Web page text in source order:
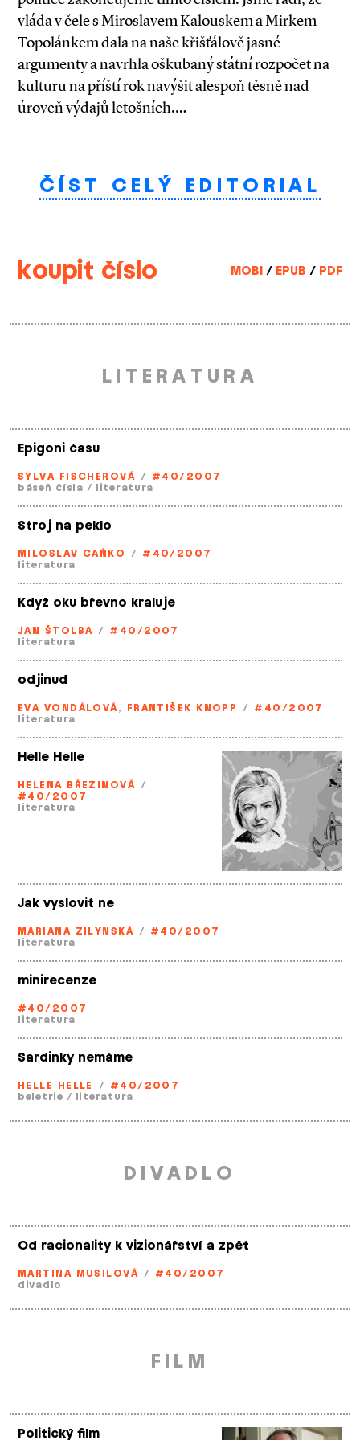
vláda v čele s Miroslavem Kalouskem a Mirkem
Topolánkem dala na naše křišťálově jasné
argumenty a navrhla oškubaný státní rozpočet na
kulturu na příští rok navýšit alespoň těsně nad
úroveň výdajů letošních.…
ČÍST CELÝ EDITORIAL
koupit číslo MOBI / EPUB / PDF
LITERATURA
Epigoni času
SYLVA FISCHEROVÁ / #40/2007
báseň čísla / literatura
Stroj na peklo
MILOSLAV CAŇKO / #40/2007
literatura
Když oku břevno kraluje
JAN ŠTOLBA / #40/2007
literatura
odjinud
EVA VONDÁLOVÁ, FRANTIŠEK KNOPP / #40/2007
literatura
Helle Helle
HELENA BŘEZINOVÁ /
#40/2007
literatura
Jak vyslovit ne
MARIANA ZILYNSKÁ / #40/2007
literatura
minirecenze
#40/2007
literatura
Sardinky nemáme
HELLE HELLE / #40/2007
beletrie / literatura
DIVADLO
Od racionality k vizionářství a zpět
MARTINA MUSILOVÁ / #40/2007
divadlo
FILM
Politický film